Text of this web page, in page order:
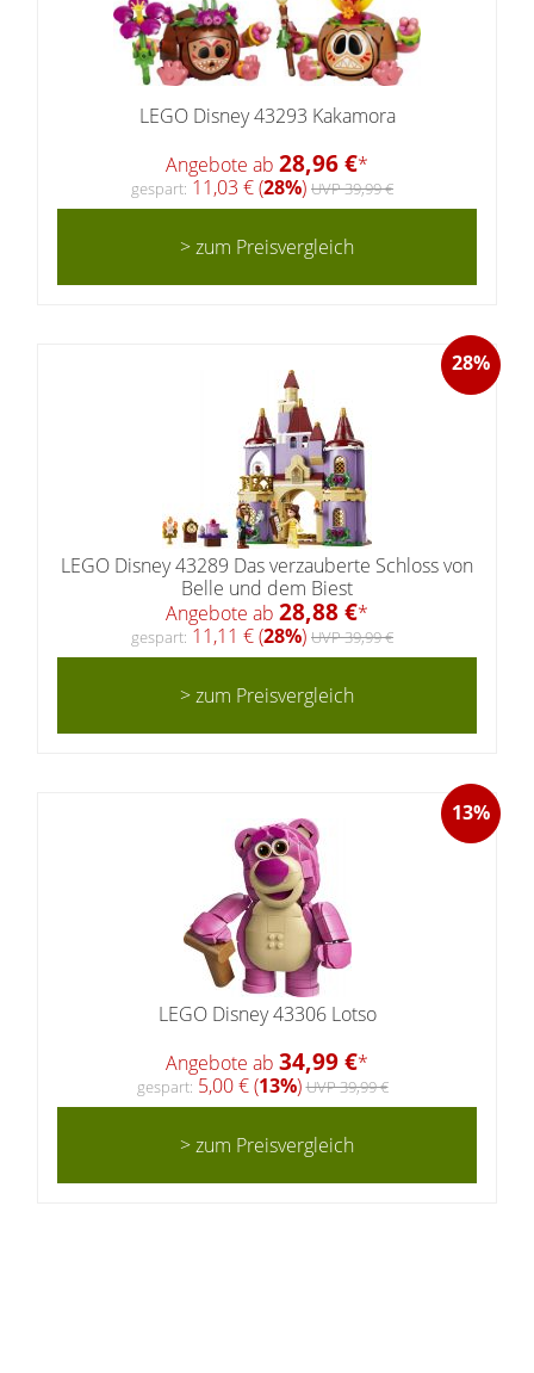
LEGO Disney 43293 Kakamora
Angebote ab 28,96 €*
gespart: 11,03 € (28%) UVP 39,99 €
> zum Preisvergleich
28%
LEGO Disney 43289 Das verzauberte Schloss von
Belle und dem Biest
Angebote ab 28,88 €*
gespart: 11,11 € (28%) UVP 39,99 €
> zum Preisvergleich
13%
LEGO Disney 43306 Lotso
Angebote ab 34,99 €*
gespart: 5,00 € (13%)UVP 39,99 €
> zum Preisvergleich